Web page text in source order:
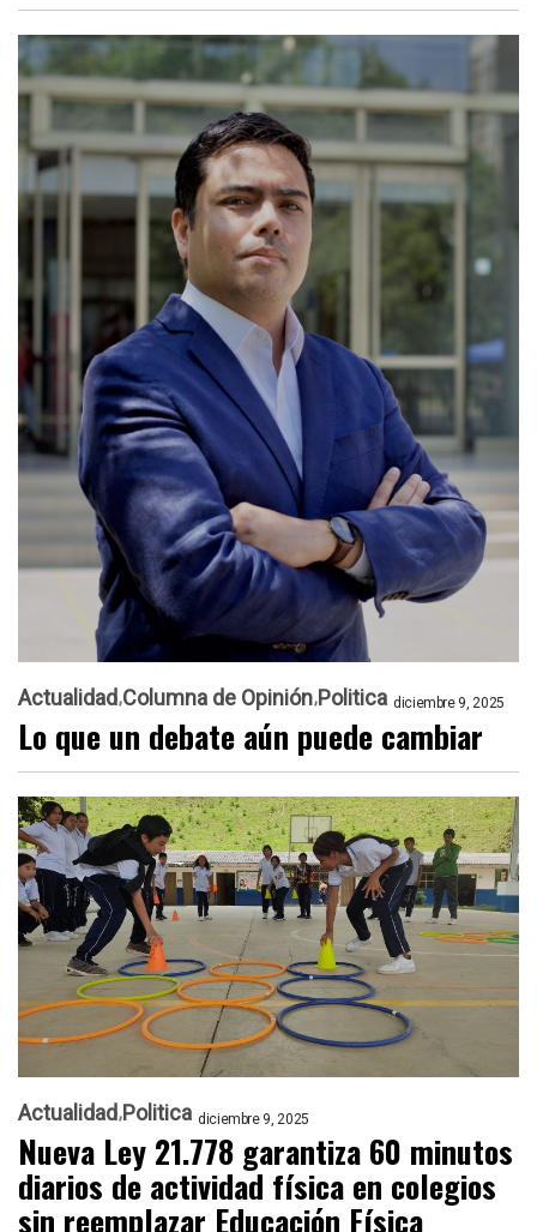
Actualidad Columna de Opinión Politica diciembre 9, 2025
Lo que un debate aún puede cambiar
Actualidad Politica diciembre 9, 2025
Nueva Ley 21.778 garantiza 60 minutos
diarios de actividad física en colegios
sin reemplazar Educación Física